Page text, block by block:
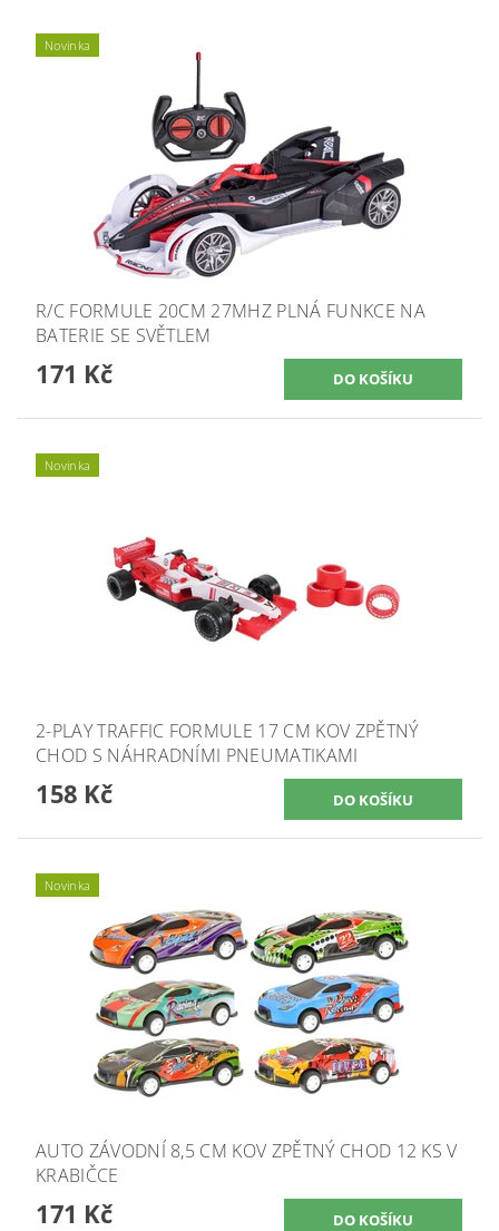
Novinka
R/C FORMULE 20CM 27MHZ PLNÁ FUNKCE NA
BATERIE SE SVĚTLEM
171 Kč
Novinka
2-PLAY TRAFFIC FORMULE 17 CM KOV ZPĚTNÝ
CHOD S NÁHRADNÍMI PNEUMATIKAMI
158 Kč
Novinka
AUTO ZÁVODNÍ 8,5 CM KOV ZPĚTNÝ CHOD 12 KS V
KRABIČCE
171 Kč